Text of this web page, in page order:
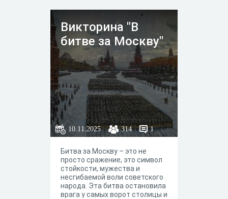
германских войск.
Викторина "В
битве за Москву"
10.11.2025 314 1
Битва за Москву – это не
просто сражение, это символ
стойкости, мужества и
несгибаемой воли советского
народа. Эта битва остановила
врага у самых ворот столицы и